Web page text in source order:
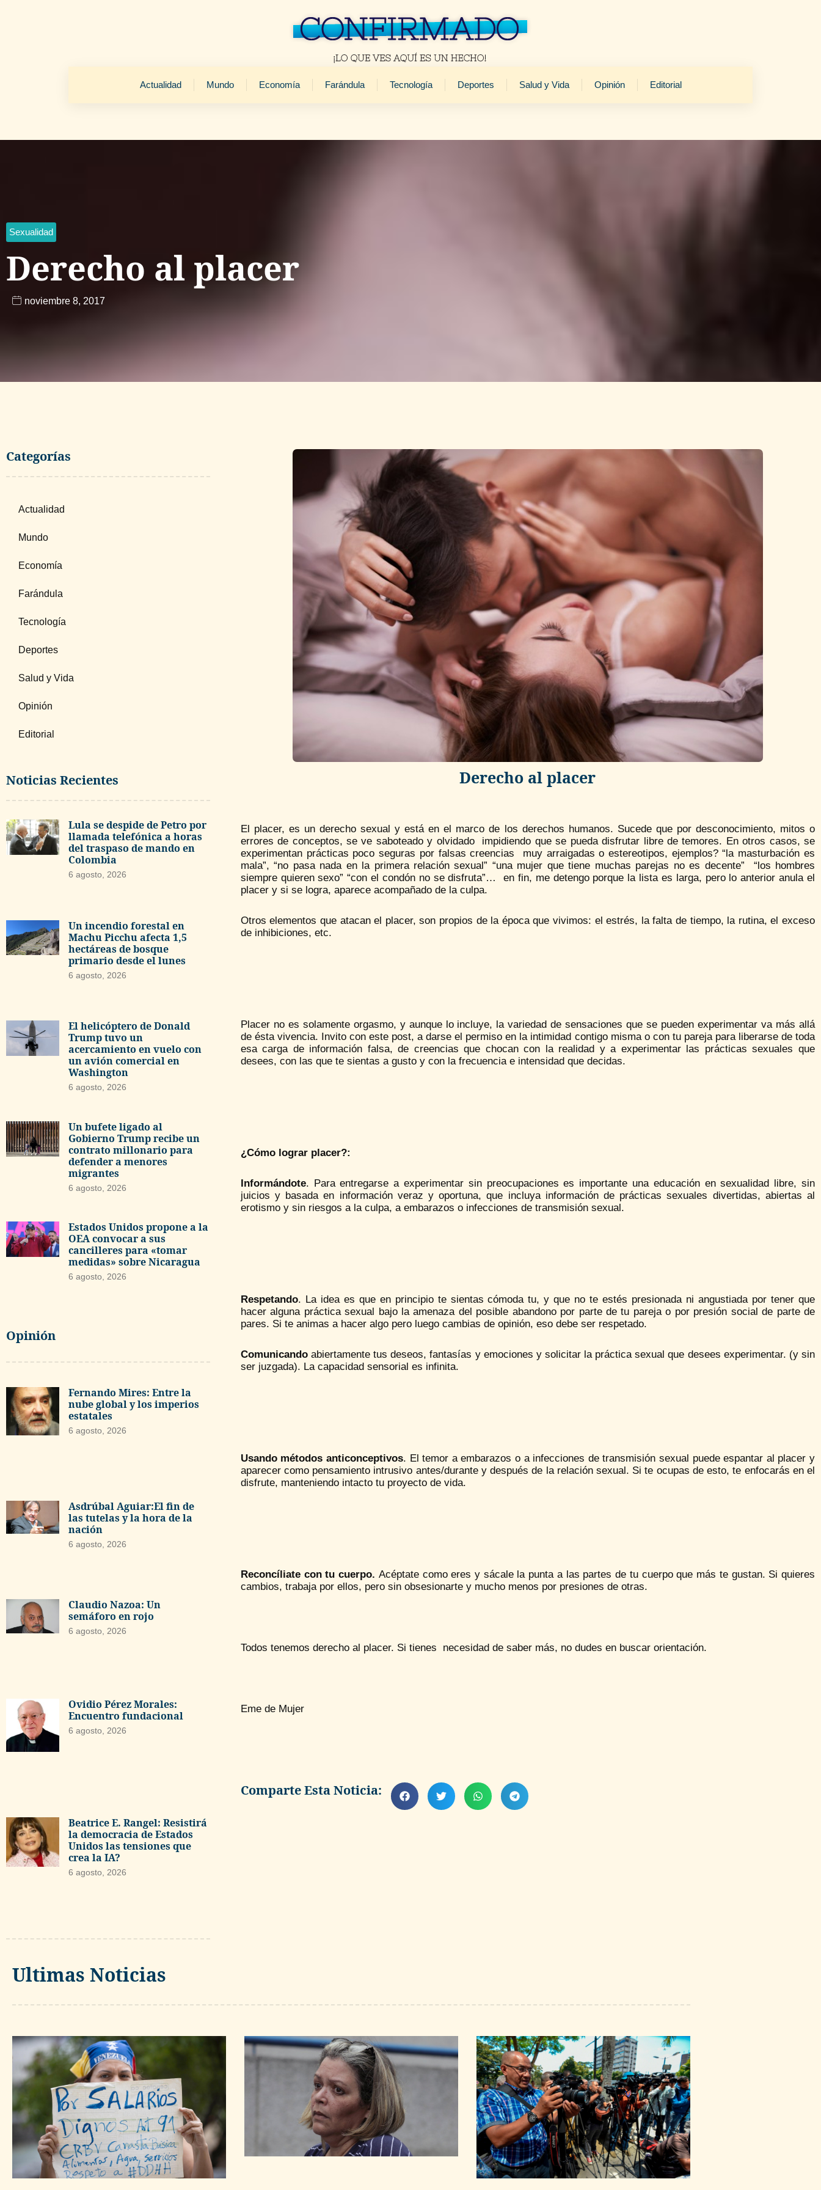
Actualidad Mundo Economía Farándula Tecnología Deportes Salud y Vida Opinión Editorial
Sexualidad
Derecho al placer
noviembre 8, 2017
Categorías
Actualidad
Mundo
Economía
Farándula
Tecnología
Deportes
Salud y Vida
Opinión
Editorial
Noticias Recientes
Lula se despide de Petro por
llamada telefónica a horas
del traspaso de mando en
Colombia
6 agosto, 2026
Un incendio forestal en
Machu Picchu afecta 1,5
hectáreas de bosque
primario desde el lunes
6 agosto, 2026
El helicóptero de Donald
Trump tuvo un
acercamiento en vuelo con
un avión comercial en
Washington
6 agosto, 2026
Un bufete ligado al
Gobierno Trump recibe un
contrato millonario para
defender a menores
migrantes
6 agosto, 2026
Estados Unidos propone a la
OEA convocar a sus
cancilleres para «tomar
medidas» sobre Nicaragua
6 agosto, 2026
Opinión
Fernando Mires: Entre la
nube global y los imperios
estatales
6 agosto, 2026
Asdrúbal Aguiar:El fin de
las tutelas y la hora de la
nación
6 agosto, 2026
Claudio Nazoa: Un
semáforo en rojo
6 agosto, 2026
Ovidio Pérez Morales:
Encuentro fundacional
6 agosto, 2026
Beatrice E. Rangel: Resistirá
la democracia de Estados
Unidos las tensiones que
crea la IA?
6 agosto, 2026
Derecho al placer
El placer, es un derecho sexual y está en el marco de los derechos humanos. Sucede que por desconocimiento, mitos o
errores de conceptos, se ve saboteado y olvidado impidiendo que se pueda disfrutar libre de temores. En otros casos, se
experimentan prácticas poco seguras por falsas creencias muy arraigadas o estereotipos, ejemplos? “la masturbación es
mala”, “no pasa nada en la primera relación sexual” “una mujer que tiene muchas parejas no es decente” “los hombres
siempre quieren sexo” “con el condón no se disfruta”… en fin, me detengo porque la lista es larga, pero lo anterior anula el
placer y si se logra, aparece acompañado de la culpa.
Otros elementos que atacan el placer, son propios de la época que vivimos: el estrés, la falta de tiempo, la rutina, el exceso
de inhibiciones, etc.
Placer no es solamente orgasmo, y aunque lo incluye, la variedad de sensaciones que se pueden experimentar va más allá
de ésta vivencia. Invito con este post, a darse el permiso en la intimidad contigo misma o con tu pareja para liberarse de toda
esa carga de información falsa, de creencias que chocan con la realidad y a experimentar las prácticas sexuales que
desees, con las que te sientas a gusto y con la frecuencia e intensidad que decidas.
¿Cómo lograr placer?:
Informándote. Para entregarse a experimentar sin preocupaciones es importante una educación en sexualidad libre, sin
juicios y basada en información veraz y oportuna, que incluya información de prácticas sexuales divertidas, abiertas al
erotismo y sin riesgos a la culpa, a embarazos o infecciones de transmisión sexual.
Respetando. La idea es que en principio te sientas cómoda tu, y que no te estés presionada ni angustiada por tener que
hacer alguna práctica sexual bajo la amenaza del posible abandono por parte de tu pareja o por presión social de parte de
pares. Si te animas a hacer algo pero luego cambias de opinión, eso debe ser respetado.
Comunicandoabiertamente tus deseos, fantasías y emociones y solicitar la práctica sexual que desees experimentar. (y sin
ser juzgada). La capacidad sensorial es infinita.
Usando métodos anticonceptivos. El temor a embarazos o a infecciones de transmisión sexual puede espantar al placer y
aparecer como pensamiento intrusivo antes/durante y después de la relación sexual. Si te ocupas de esto, te enfocarás en el
disfrute, manteniendo intacto tu proyecto de vida.
Reconcíliate con tu cuerpo. Acéptate como eres y sácale la punta a las partes de tu cuerpo que más te gustan. Si quieres
cambios, trabaja por ellos, pero sin obsesionarte y mucho menos por presiones de otras.
Todos tenemos derecho al placer. Si tienes necesidad de saber más, no dudes en buscar orientación.
Eme de Mujer
Comparte Esta Noticia:
Ultimas Noticias